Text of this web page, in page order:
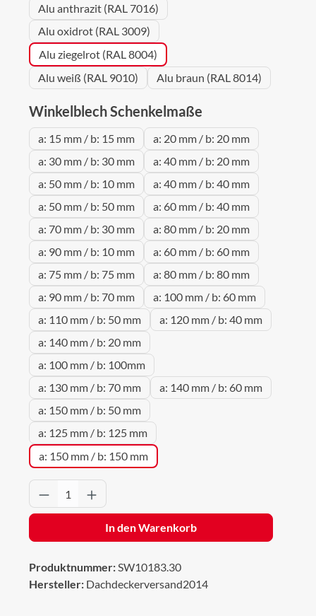
Alu anthrazit (RAL 7016)
Alu oxidrot (RAL 3009)
Alu ziegelrot (RAL 8004)
Alu weiß (RAL 9010)
Alu braun (RAL 8014)
Winkelblech Schenkelmaße
a: 15 mm / b: 15 mm
a: 20 mm / b: 20 mm
a: 30 mm / b: 30 mm
a: 40 mm / b: 20 mm
a: 50 mm / b: 10 mm
a: 40 mm / b: 40 mm
a: 50 mm / b: 50 mm
a: 60 mm / b: 40 mm
a: 70 mm / b: 30 mm
a: 80 mm / b: 20 mm
a: 90 mm / b: 10 mm
a: 60 mm / b: 60 mm
a: 75 mm / b: 75 mm
a: 80 mm / b: 80 mm
a: 90 mm / b: 70 mm
a: 100 mm / b: 60 mm
a: 110 mm / b: 50 mm
a: 120 mm / b: 40 mm
a: 140 mm / b: 20 mm
a: 100 mm / b: 100mm
a: 130 mm / b: 70 mm
a: 140 mm / b: 60 mm
a: 150 mm / b: 50 mm
a: 125 mm / b: 125 mm
a: 150 mm / b: 150 mm
Produkt Anzahl: Gib den gewünschten
In den Warenkorb
Produktnummer:SW10183.30
Hersteller: Dachdeckerversand2014